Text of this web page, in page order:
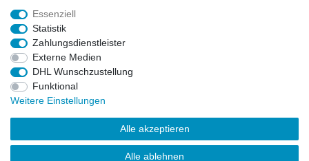
Alle Markennamen, Warenzeichen sowie sämtliche Produktbilder
und Beschreibungen sind Eigentum Ihrer rechtmäßigen
Eigentümer und dienen hier nur der Beschreibung.
Preise nur für registrierte Händler, ansonsten zeigt der Shop 0,00
€
LEGO, das LEGO Logo, die Minifigur, DUPLO, LEGENDS OF
CHIMA, NINJAGO, BIONICLE, MINDSTORMS und MIXELS sind
urheberrechtlich geschützte Markenzeichen der LEGO Gruppe.
Essenziell
Statistik
Zahlungsdienstleister
Externe Medien
DHL Wunschzustellung
Funktional
Weitere Einstellungen
Alle akzeptieren
Alle ablehnen